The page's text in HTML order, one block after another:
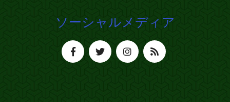
ソーシャルメディア